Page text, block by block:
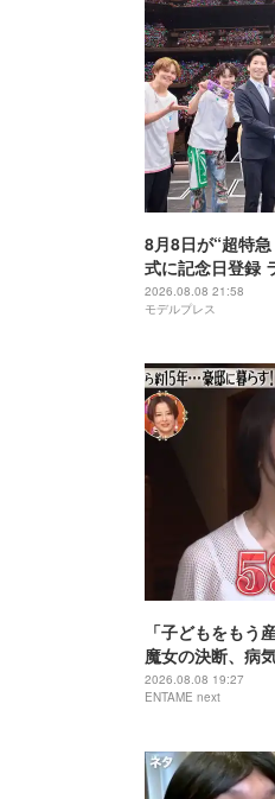
8月8日が“超特
式に記念日登録
発表
2026.08.08 21:58
モデルプレス
「子どもをもう
魔女の決断、病
歳で“おばあちゃ
2026.08.08 19:27
ENTAME next